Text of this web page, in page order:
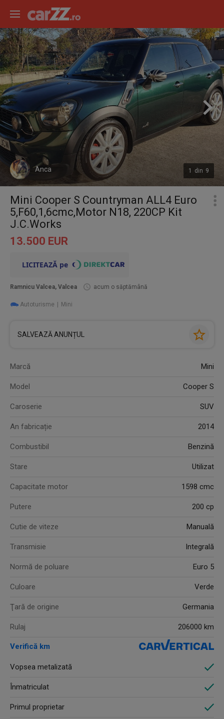
1 din 9
Anca
Mini Cooper S Countryman ALL4 Euro
5,F60,1,6cmc,Motor N18, 220CP Kit
J.C.Works
13.500 EUR
Ramnicu Valcea, Valcea acum o săptămână
Autoturisme Mini
SALVEAZĂ ANUNȚUL
Marcă Mini
Model Cooper S
Caroserie SUV
An fabricație 2014
Combustibil Benzină
Stare Utilizat
Capacitate motor 1598 cmc
Putere 200 cp
Cutie de viteze Manuală
Transmisie Integrală
Normă de poluare Euro 5
Culoare Verde
Ţară de origine Germania
Rulaj 206000 km
Verifică km
Vopsea metalizată
Înmatriculat
Primul proprietar